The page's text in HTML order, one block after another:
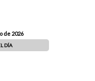
de 2026
DÍA